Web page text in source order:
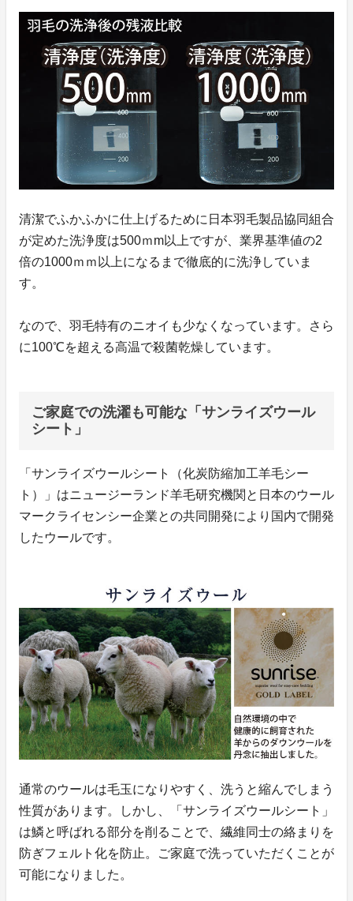
清潔でふかふかに仕上げるために日本羽毛製品協同組合
が定めた洗浄度は500ｍm以上ですが、業界基準値の2
倍の1000ｍｍ以上になるまで徹底的に洗浄していま
す。
なので、羽毛特有のニオイも少なくなっています。さら
に100℃を超える高温で殺菌乾燥しています。
ご家庭での洗濯も可能な「サンライズウール
シート」
「サンライズウールシート（化炭防縮加工羊毛シー
ト）」はニュージーランド羊毛研究機関と日本のウール
マークライセンシー企業との共同開発により国内で開発
したウールです。
通常のウールは毛玉になりやすく、洗うと縮んでしまう
性質があります。しかし、「サンライズウールシート」
は鱗と呼ばれる部分を削ることで、繊維同士の絡まりを
防ぎフェルト化を防止。ご家庭で洗っていただくことが
可能になりました。